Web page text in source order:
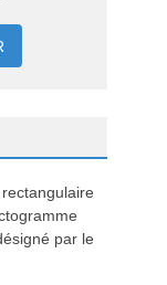
par le